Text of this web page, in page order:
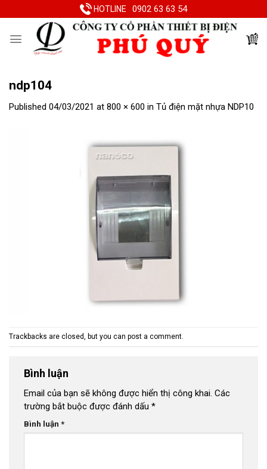
to
HOTLINE 0902 63 63 54
ndp104
Published 04/03/2021 at 800 × 600 in Tủ điện mặt nhựa NDP10
Trackbacks are closed, but you can post a comment.
Bình luận
Email của bạn sẽ không được hiển thị công khai. Các
trường bắt buộc được đánh dấu *
Bình luận *